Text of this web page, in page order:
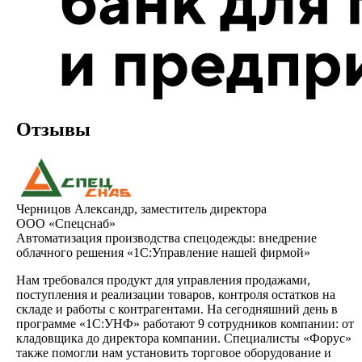
Отзывы
Черницов Александр, заместитель директора
ООО «Спецснаб»
Автоматизация производства спецодежды: внедрение
облачного решения «1С:Управление нашей фирмой»
Нам требовался продукт для управления продажами,
поступления и реализации товаров, контроля остатков на
складе и работы с контрагентами. На сегодняшний день в
программе «1С:УНФ» работают 9 сотрудников компании: от
кладовщика до директора компании. Специалисты «Форус»
также помогли нам установить торговое оборудование и